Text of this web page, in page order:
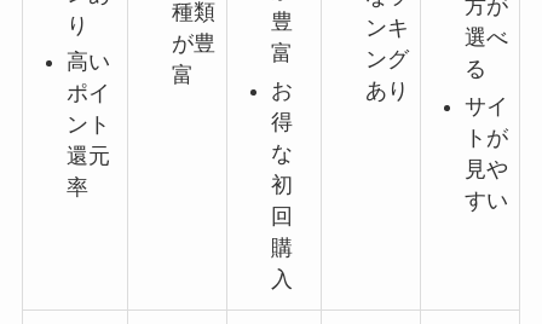
り
高い
ポイ
ント
還元
率
種類
が豊
富
豊
富
お
得
な
初
回
購
入
ンキ
ング
あり
方が
選べ
る
サイ
トが
見や
すい